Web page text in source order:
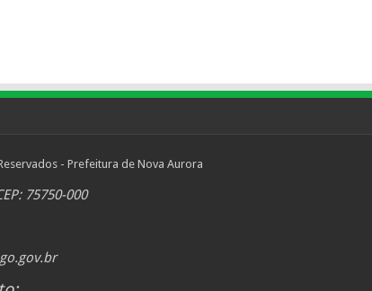
- Prefeitura de Nova Aurora
75750-000